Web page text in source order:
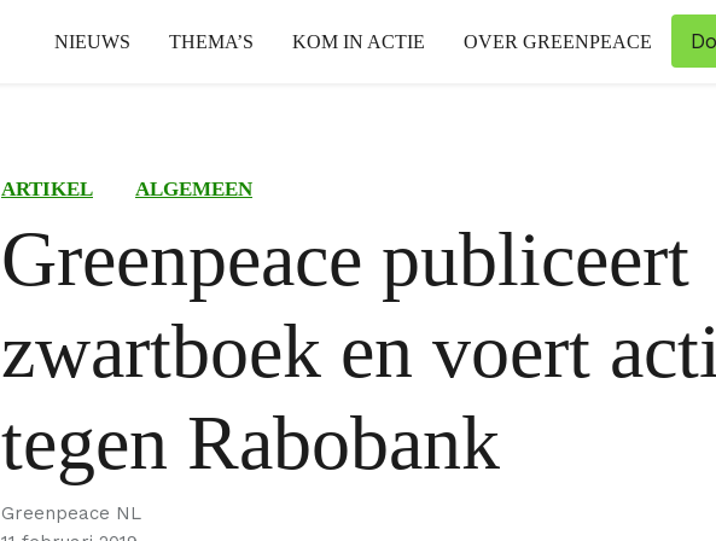
NIEUWS THEMA’S KOM IN ACTIE OVER GREENPEACE
ARTIKEL ALGEMEEN
Greenpeace publiceert
zwartboek en voert
tegen Rabobank
Greenpeace NL